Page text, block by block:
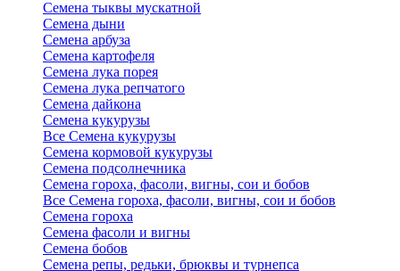
Семена тыквы мускатной
Семена дыни
Семена арбуза
Семена картофеля
Семена лука порея
Семена лука репчатого
Семена дайкона
Семена кукурузы
Все Семена кукурузы
Семена кормовой кукурузы
Семена подсолнечника
Семена гороха, фасоли, вигны, сои и бобов
Все Семена гороха, фасоли, вигны, сои и бобов
Семена гороха
Семена фасоли и вигны
Семена бобов
Семена репы, редьки, брюквы и турнепса